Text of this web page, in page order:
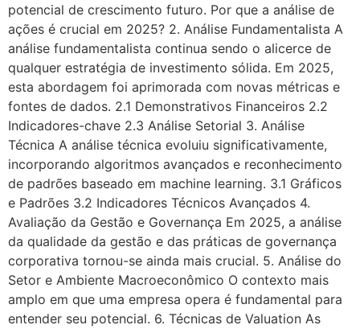
potencial de crescimento futuro. Por que a análise de
ações é crucial em 2025? 2. Análise Fundamentalista A
análise fundamentalista continua sendo o alicerce de
qualquer estratégia de investimento sólida. Em 2025,
esta abordagem foi aprimorada com novas métricas e
fontes de dados. 2.1 Demonstrativos Financeiros 2.2
Indicadores-chave 2.3 Análise Setorial 3. Análise
Técnica A análise técnica evoluiu significativamente,
incorporando algoritmos avançados e reconhecimento
de padrões baseado em machine learning. 3.1 Gráficos
e Padrões 3.2 Indicadores Técnicos Avançados 4.
Avaliação da Gestão e Governança Em 2025, a análise
da qualidade da gestão e das práticas de governança
corporativa tornou-se ainda mais crucial. 5. Análise do
Setor e Ambiente Macroeconômico O contexto mais
amplo em que uma empresa opera é fundamental para
entender seu potencial. 6. Técnicas de Valuation As